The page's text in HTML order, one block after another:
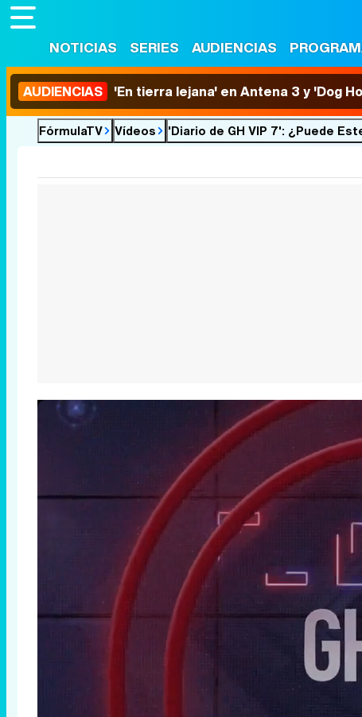
NOTICIAS SERIES AUDIENCIAS
AUDIENCIAS 'En tierra lejana' en Antena 3 y 'Dog
FórmulaTV Vídeos 'Diario de GH VIP 7': ¿Puede